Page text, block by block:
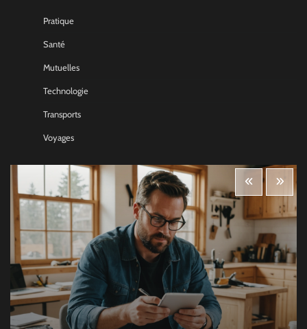
Pratique
Santé
Mutuelles
Technologie
Transports
Voyages